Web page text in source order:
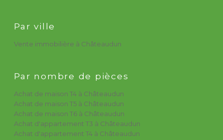
Par ville
Vente immobilière à Châteaudun
Par nombre de pièces
Achat de maison T4 à Châteaudun
Achat de maison T5 à Châteaudun
Achat de maison T6 à Châteaudun
Achat d'appartement T3 à Châteaudun
Achat d'appartement T4 à Châteaudun